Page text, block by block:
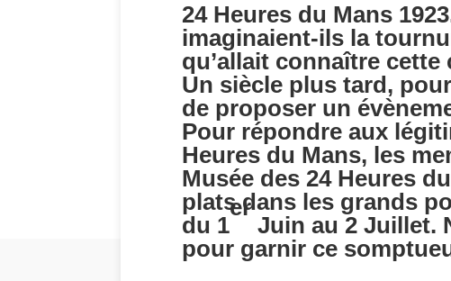
24 Heures du Mans
imaginaient-ils la
qu’allait connaître cette
Un siècle plus tard,
de proposer un
Pour répondre aux
Heures du Mans, les
Musée des 24 Heures
plats dans les grands
du 1
er
Juin au 2 Juillet.
pour garnir ce